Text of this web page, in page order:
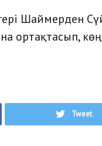
Шаймерден
ортақтасып,
Tweet